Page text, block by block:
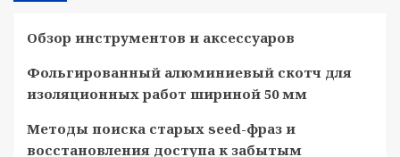
Обзор инструментов и аксессуаров
Фольгированный алюминиевый скотч для
изоляционных работ шириной 50 мм
Методы поиска старых seed-фраз и
восстановления доступа к забытым